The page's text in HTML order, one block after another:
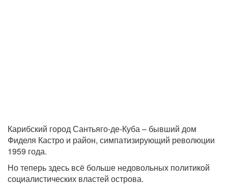
Карибский город Сантьяго-де-Куба – бывший дом
Фиделя Кастро и район, симпатизирующий революции
1959 года.
Но теперь здесь всё больше недовольных политикой
социалистических властей острова.